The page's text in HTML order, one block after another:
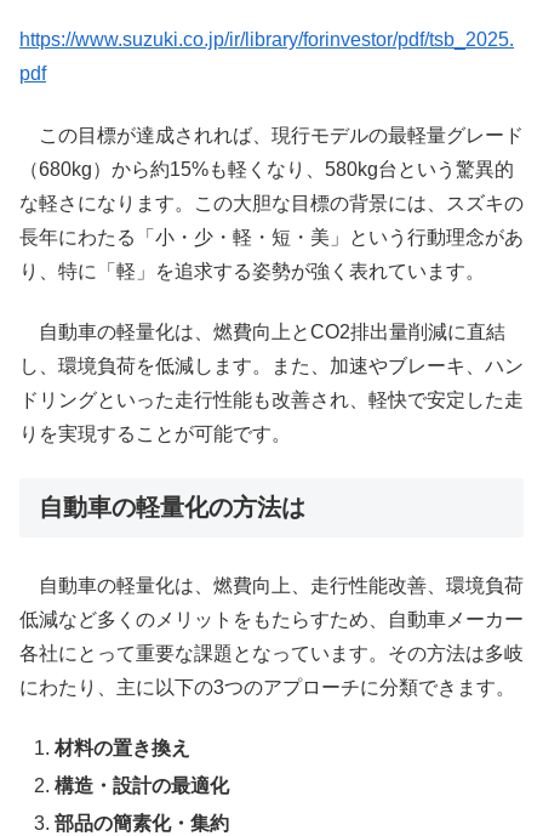
https://www.suzuki.co.jp/ir/library/forinvestor/pdf/tsb_2025.
pdf
この目標が達成されれば、現行モデルの最軽量グレード
（680kg）から約15%も軽くなり、580kg台という驚異的
な軽さになります。この大胆な目標の背景には、スズキの
長年にわたる「小・少・軽・短・美」という行動理念があ
り、特に「軽」を追求する姿勢が強く表れています。
自動車の軽量化は、燃費向上とCO2排出量削減に直結
し、環境負荷を低減します。また、加速やブレーキ、ハン
ドリングといった走行性能も改善され、軽快で安定した走
りを実現することが可能です。
自動車の軽量化の方法は
自動車の軽量化は、燃費向上、走行性能改善、環境負荷
低減など多くのメリットをもたらすため、自動車メーカー
各社にとって重要な課題となっています。その方法は多岐
にわたり、主に以下の3つのアプローチに分類できます。
材料の置き換え
構造・設計の最適化
部品の簡素化・集約